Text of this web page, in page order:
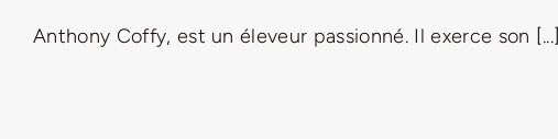
Anthony Coffy, est un éleveur passionné. Il exerce son [...]